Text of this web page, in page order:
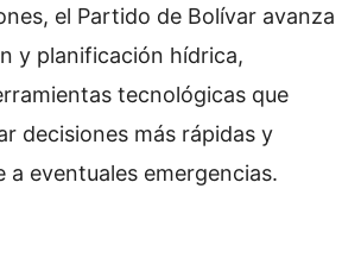
el Partido de Bolívar avanza
y planificación hídrica,
tecnológicas que
decisiones más rápidas y
eventuales emergencias.